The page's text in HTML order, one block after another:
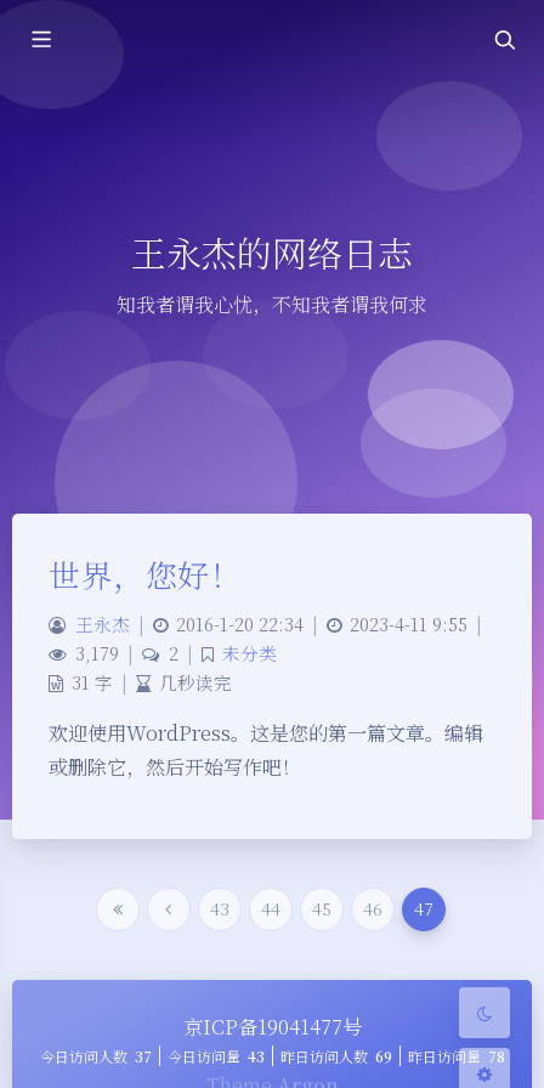
王永杰的网络日志
知我者谓我心忧，不知我者谓我何求
浅阴影
世界，您好！
王永杰 | 2016-1-20 22:34 | 2023-4-11 9:55 |
3,179 | 2 |
未分类
31 字 | 几秒读完
欢迎使用WordPress。这是您的第一篇文章。编辑
或删除它，然后开始写作吧！
43 44 45 46 47
京ICP备19041477号
今日访问人数 37 今日访问量 43 昨日访问人数 69 昨日访问量 78